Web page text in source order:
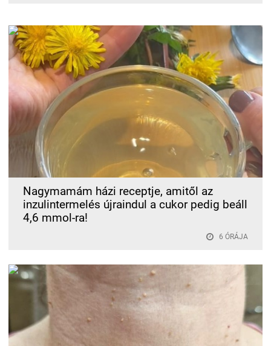
Nagymamám házi receptje, amitől az
inzulintermelés újraindul a cukor pedig beáll
4,6 mmol-ra!
6 ÓRÁJA